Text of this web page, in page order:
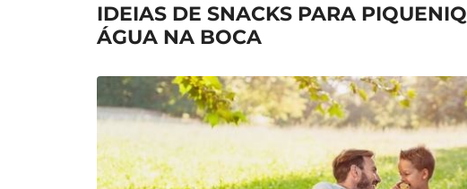
IDEIAS DE SNACKS PARA
ÁGUA NA BOCA